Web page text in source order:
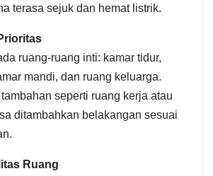
terasa sejuk dan hemat listrik.
ruang-ruang inti: kamar tidur,
mandi, dan ruang keluarga.
seperti ruang kerja atau
ditambahkan belakangan sesuai
Ruang